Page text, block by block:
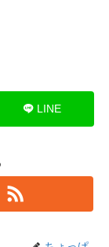
LINE